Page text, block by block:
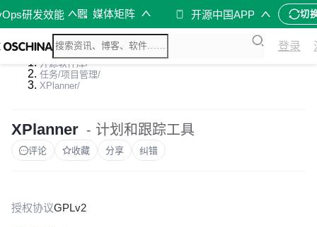
研发效能 媒体矩阵 开源中国APP 切
登录
开源软件库/
任务/项目管理/
XPlanner/
XPlanner - 计划和跟踪工具
评论 收藏 分享 纠错
授权协议GPLv2